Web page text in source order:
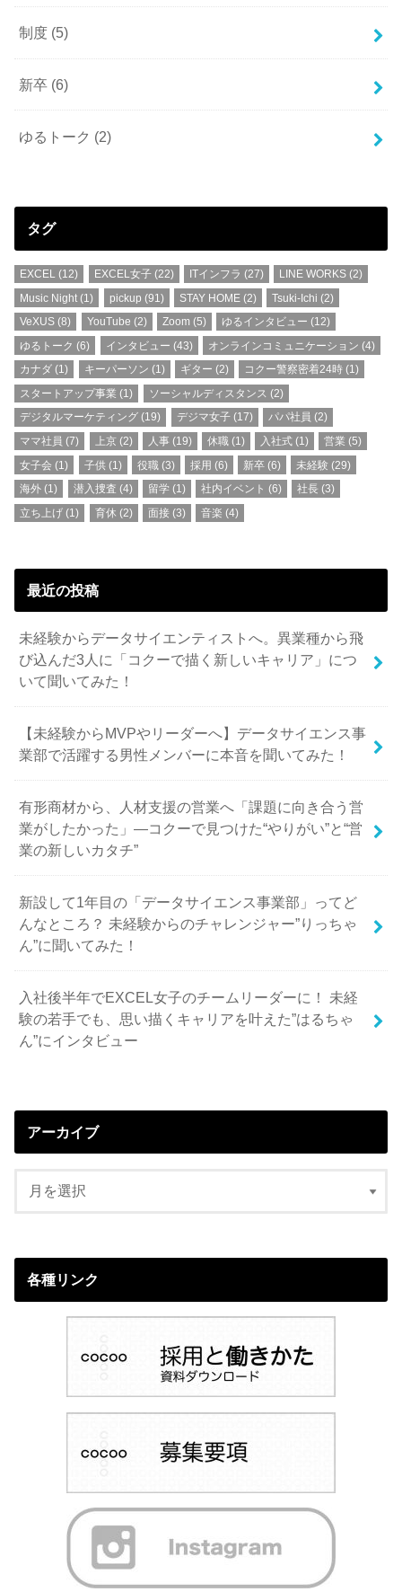
制度 (5)
新卒 (6)
ゆるトーク (2)
タグ
EXCEL (12) EXCEL女子(22) ITインフラ (27) LINE WORKS (2)
Music Night (1) pickup (91) STAY HOME(2) Tsuki-Ichi (2)
VeXUS (8) YouTube (2) Zoom (5) ゆるインタビュー (12)
ゆるトーク (6) インタビュー (43) オンラインコミュニケーション (4)
カナダ (1) キーパーソン (1) ギター (2) コクー警察密着24時 (1)
スタートアップ事業 (1) ソーシャルディスタンス (2)
デジタルマーケティング (19) デジマ女子(17) パパ社員 (2)
ママ社員 (7) 上京(2) 人事(19) 休職 (1) 入社式 (1) 営業 (5)
女子会 (1) 子供(1) 役職 (3) 採用 (6) 新卒 (6) 未経験 (29)
海外 (1) 潜入捜査 (4) 留学(1) 社内イベント (6) 社長 (3)
立ち上げ (1) 育休 (2) 面接(3) 音楽 (4)
最近の投稿
未経験からデータサイエンティストへ。異業種から飛
び込んだ3人に「コクーで描く新しいキャリア」につ
いて聞いてみた！
【未経験からMVPやリーダーへ】データサイエンス事
業部で活躍する男性メンバーに本音を聞いてみた！
有形商材から、人材支援の営業へ「課題に向き合う営
業がしたかった」—コクーで見つけた“やりがい”と“営
業の新しいカタチ”
新設して1年目の「データサイエンス事業部」ってど
んなところ？ 未経験からのチャレンジャー”りっちゃ
ん”に聞いてみた！
入社後半年でEXCEL女子のチームリーダーに！ 未経
験の若手でも、思い描くキャリアを叶えた”はるちゃ
ん”にインタビュー
アーカイブ
各種リンク